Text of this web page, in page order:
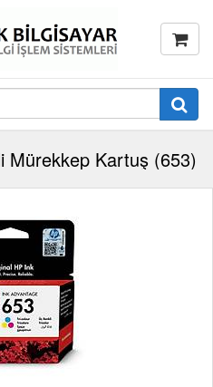
Mürekkep Kartuş (653)